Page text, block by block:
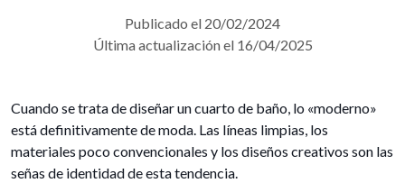
Publicado el 20/02/2024
Última actualización el 16/04/2025
Cuando se trata de diseñar un cuarto de baño, lo «moderno»
está definitivamente de moda. Las líneas limpias, los
materiales poco convencionales y los diseños creativos son las
señas de identidad de esta tendencia.